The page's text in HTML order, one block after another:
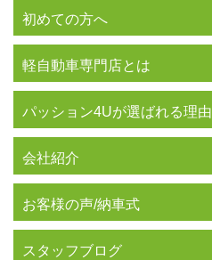
初めての方へ
軽自動車専門店とは
パッション4Uが選ばれる理由
会社紹介
お客様の声/納車式
スタッフブログ